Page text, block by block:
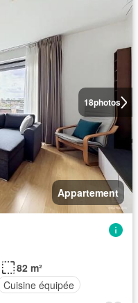
18photos
Appartement
82 m²
Cuisine équipée